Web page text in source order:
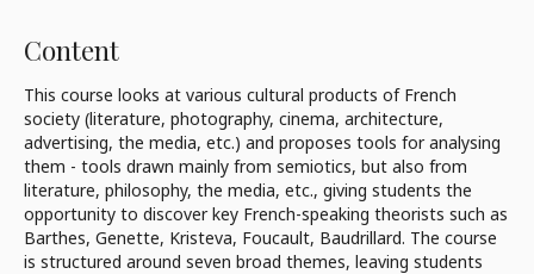
Content
This course looks at various cultural products of French
society (literature, photography, cinema, architecture,
advertising, the media, etc.) and proposes tools for analysing
them - tools drawn mainly from semiotics, but also from
literature, philosophy, the media, etc., giving students the
opportunity to discover key French-speaking theorists such as
Barthes, Genette, Kristeva, Foucault, Baudrillard. The course
is structured around seven broad themes, leaving students